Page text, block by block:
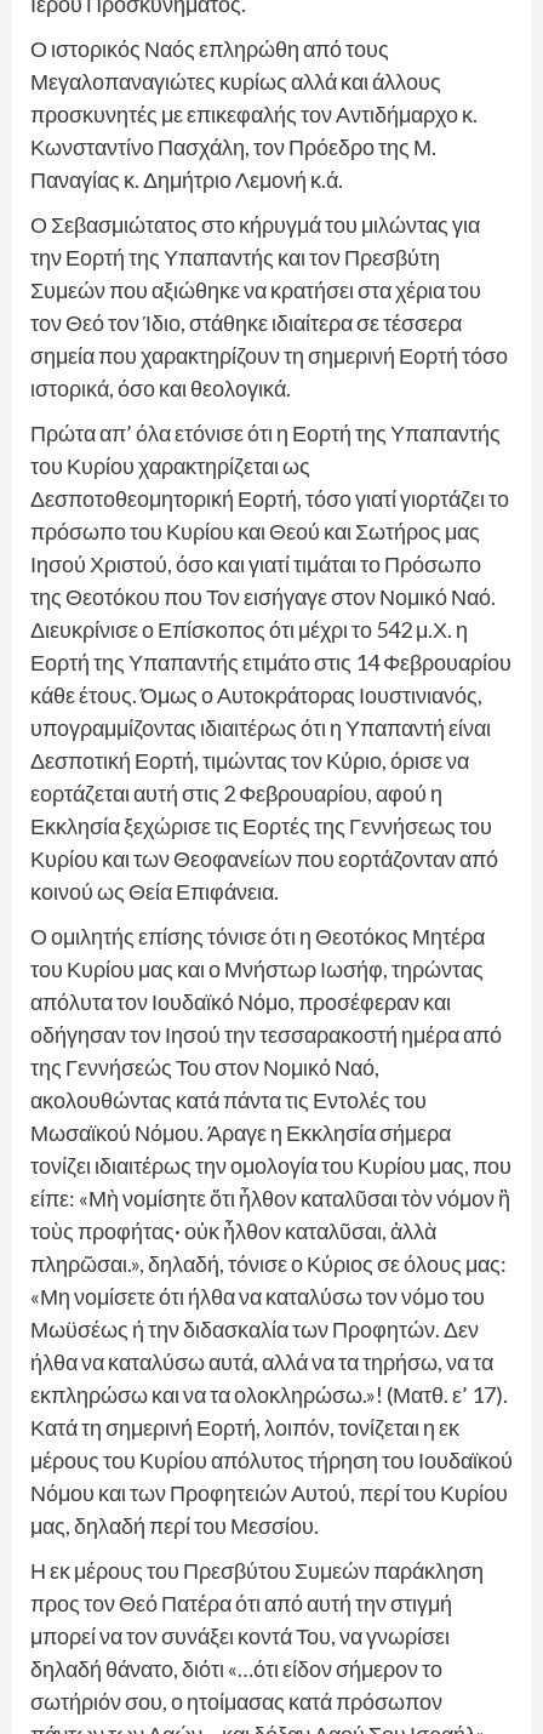
Ο ιστορικός Ναός επληρώθη από τους
Μεγαλοπαναγιώτες κυρίως αλλά και άλλους
προσκυνητές με επικεφαλής τον Αντιδήμαρχο κ.
Κωνσταντίνο Πασχάλη, τον Πρόεδρο της Μ.
Παναγίας κ. Δημήτριο Λεμονή κ.ά.
Ο Σεβασμιώτατος στο κήρυγμά του μιλώντας για
την Εορτή της Υπαπαντής και τον Πρεσβύτη
Συμεών που αξιώθηκε να κρατήσει στα χέρια του
τον Θεό τον Ίδιο, στάθηκε ιδιαίτερα σε τέσσερα
σημεία που χαρακτηρίζουν τη σημερινή Εορτή τόσο
ιστορικά, όσο και θεολογικά.
Πρώτα απ’ όλα ετόνισε ότι η Εορτή της Υπαπαντής
του Κυρίου χαρακτηρίζεται ως
Δεσποτοθεομητορική Εορτή, τόσο γιατί γιορτάζει το
πρόσωπο του Κυρίου και Θεού και Σωτήρος μας
Ιησού Χριστού, όσο και γιατί τιμάται το Πρόσωπο
της Θεοτόκου που Τον εισήγαγε στον Νομικό Ναό.
Διευκρίνισε ο Επίσκοπος ότι μέχρι το 542 μ.Χ. η
Εορτή της Υπαπαντής ετιμάτο στις 14 Φεβρουαρίου
κάθε έτους. Όμως ο Αυτοκράτορας Ιουστινιανός,
υπογραμμίζοντας ιδιαιτέρως ότι η Υπαπαντή είναι
Δεσποτική Εορτή, τιμώντας τον Κύριο, όρισε να
εορτάζεται αυτή στις 2 Φεβρουαρίου, αφού η
Εκκλησία ξεχώρισε τις Εορτές της Γεννήσεως του
Κυρίου και των Θεοφανείων που εορτάζονταν από
κοινού ως Θεία Επιφάνεια.
Ο ομιλητής επίσης τόνισε ότι η Θεοτόκος Μητέρα
του Κυρίου μας και ο Μνήστωρ Ιωσήφ, τηρώντας
απόλυτα τον Ιουδαϊκό Νόμο, προσέφεραν και
οδήγησαν τον Ιησού την τεσσαρακοστή ημέρα από
της Γεννήσεώς Του στον Νομικό Ναό,
ακολουθώντας κατά πάντα τις Εντολές του
Μωσαϊκού Νόμου. Άραγε η Εκκλησία σήμερα
τονίζει ιδιαιτέρως την ομολογία του Κυρίου μας, που
είπε: «Μὴ νομίσητε ὅτι ἦλθον καταλῦσαι τὸν νόμον ἢ
τοὺς προφήτας· οὐκ ἦλθον καταλῦσαι, ἀλλὰ
πληρῶσαι.», δηλαδή, τόνισε ο Κύριος σε όλους μας:
«Μη νομίσετε ότι ήλθα να καταλύσω τον νόμο του
Μωϋσέως ή την διδασκαλία των Προφητών. Δεν
ήλθα να καταλύσω αυτά, αλλά να τα τηρήσω, να τα
εκπληρώσω και να τα ολοκληρώσω.»! (Ματθ. ε’ 17).
Κατά τη σημερινή Εορτή, λοιπόν, τονίζεται η εκ
μέρους του Κυρίου απόλυτος τήρηση του Ιουδαϊκού
Νόμου και των Προφητειών Αυτού, περί του Κυρίου
μας, δηλαδή περί του Μεσσίου.
Η εκ μέρους του Πρεσβύτου Συμεών παράκληση
προς τον Θεό Πατέρα ότι από αυτή την στιγμή
μπορεί να τον συνάξει κοντά Του, να γνωρίσει
δηλαδή θάνατο, διότι «…ότι είδον σήμερον το
σωτήριόν σου, ο ητοίμασας κατά πρόσωπον